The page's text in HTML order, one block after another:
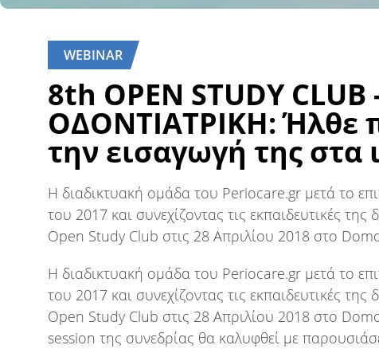
WEBINAR
8th OPEN STUDY
ΟΔΟΝΤΙΑΤΡΙΚΗ: Ήλθε
την εισαγωγή της στα
Η διαδικτυακή ομάδα του Periocare.gr μετά το
του 2017 και συνεχίζοντας τις εκπαιδευτικές
Open Study Club στις 28 Απριλίου 2018 στο
Η διαδικτυακή ομάδα του Periocare.gr μετά το
του 2017 και συνεχίζοντας τις εκπαιδευτικές
Open Study Club στις 28 Απριλίου 2018 στο
session της συνεδρίας θα καλυφθεί με